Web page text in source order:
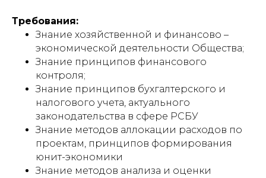
Требования:
Знание хозяйственной и финансово –
экономической деятельности Общества;
Знание принципов финансового
контроля;
Знание принципов бухгалтерского и
налогового учета, актуального
законодательства в сфере РСБУ
Знание методов аллокации расходов по
проектам, принципов формирования
юнит-экономики
Знание методов анализа и оценки